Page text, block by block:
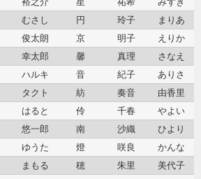
むさし 円 玲子
まりあ
俊太朗 京 明子
えりか
幸太郎 馨 真理
さなえ
ハルキ 音 紀子
ありさ
タクト 紡 奏音
由香里
はると 伶 千春
やよい
悠一郎 南 沙織
ひより
ゆうた 燈 咲良
かんな
まもる 穂 朱里
美代子